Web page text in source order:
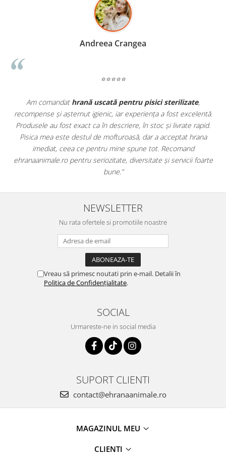
Madalina Stancea
⭐⭐⭐⭐⭐
Apreciez foarte mult faptul că peehranaanimale.rogăsesc
doar hrană, ci și produse dinfarmacia veterinară:
antiparazitare, suplimente și soluții de îngrijire. Este foarte
comod să pot comanda tot ce am nevoie pentru animalul
dintr-un singur loc. Livrarea a fost rapidă, iar produsele au fost
originale și în termen. Magazin serios, bine organizat și foarte
pentru orice stăpân de animale.
NEWSLETTER
Nu rata ofertele si promotiile noastre
Vreau să primesc noutati prin e-mail. Detalii în
Politica de Confidențialitate.
SOCIAL
Urmareste-ne in social media
SUPORT CLIENTI
contact@ehranaanimale.ro
MAGAZINUL MEU
CLIENTI